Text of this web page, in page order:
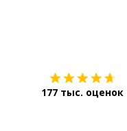
177 тыс. оценок